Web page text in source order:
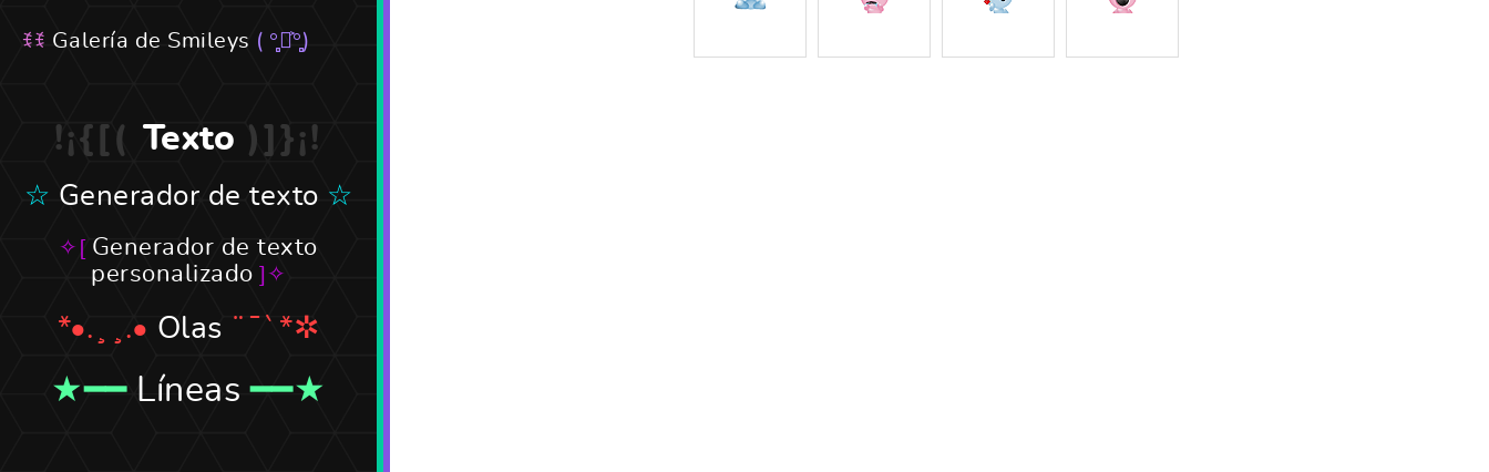
Galería de Smileys
Texto
Generador de texto
Generador de texto
personalizado
Olas
Líneas